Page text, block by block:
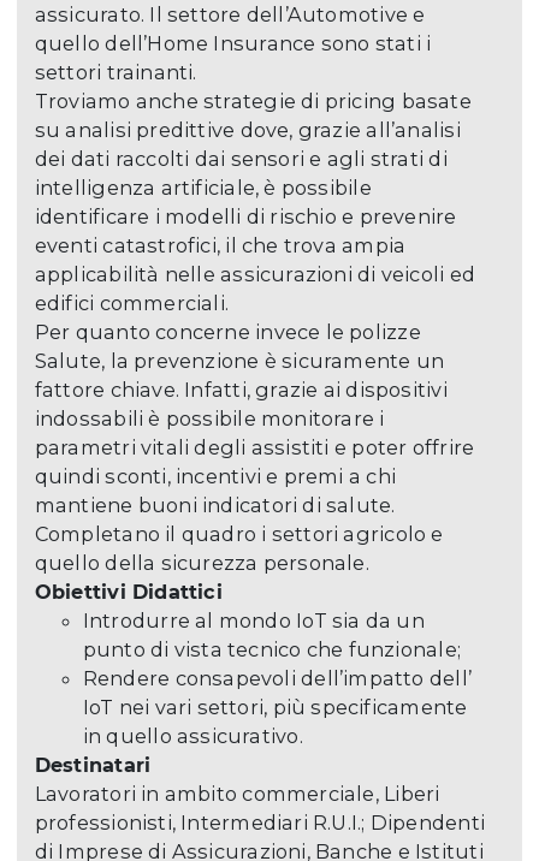
assicurato. Il settore dell’Automotive e
quello dell’Home Insurance sono stati i
settori trainanti.
Troviamo anche strategie di pricing basate
su analisi predittive dove, grazie all’analisi
dei dati raccolti dai sensori e agli strati di
intelligenza artificiale, è possibile
identificare i modelli di rischio e prevenire
eventi catastrofici, il che trova ampia
applicabilità nelle assicurazioni di veicoli ed
edifici commerciali.
Per quanto concerne invece le polizze
Salute, la prevenzione è sicuramente un
fattore chiave. Infatti, grazie ai dispositivi
indossabili è possibile monitorare i
parametri vitali degli assistiti e poter offrire
quindi sconti, incentivi e premi a chi
mantiene buoni indicatori di salute.
Completano il quadro i settori agricolo e
quello della sicurezza personale.
Obiettivi Didattici
Introdurre al mondo IoT sia da un
punto di vista tecnico che funzionale;
Rendere consapevoli dell’impatto dell’
IoT nei vari settori, più specificamente
in quello assicurativo.
Destinatari
Lavoratori in ambito commerciale, Liberi
professionisti, Intermediari R.U.I.; Dipendenti
di Imprese di Assicurazioni, Banche e Istituti